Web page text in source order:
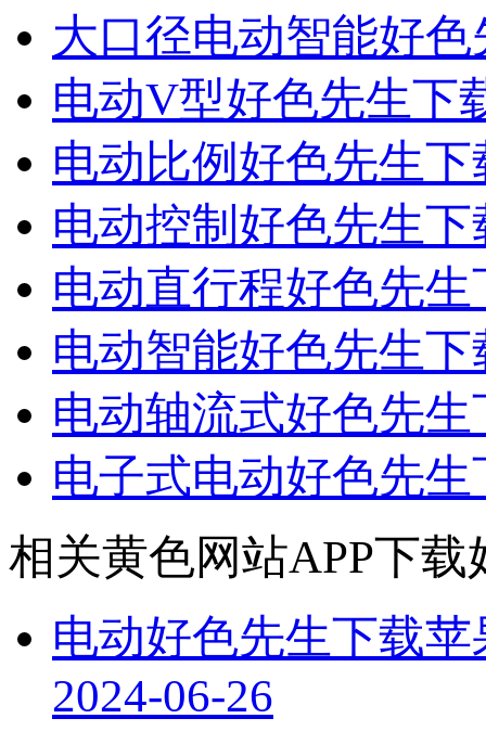
大口径电动智能好
电动V型好色先生下
电动比例好色先生
电动控制好色先生
电动直行程好色先
电动智能好色先生
电动轴流式好色先
电子式电动好色先
相关黄色网站APP下载
电动好色先生下载
2024-06-26